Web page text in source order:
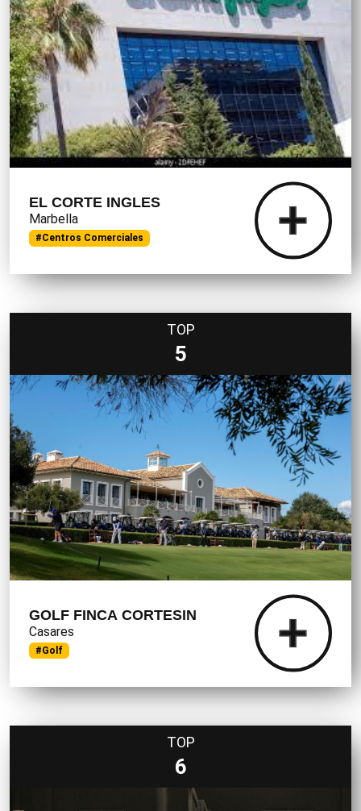
EL CORTE INGLES
Marbella
#Centros Comerciales
TOP
5
GOLF FINCA CORTESIN
Casares
#Golf
TOP
6